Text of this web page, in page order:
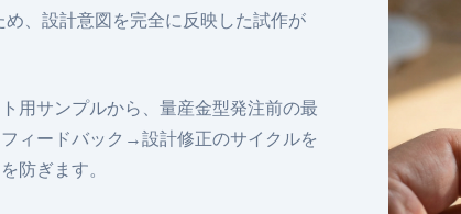
、設計意図を完全に反映した試作が
用サンプルから、量産金型発注前の最
ィードバック→設計修正のサイクルを
防ぎます。